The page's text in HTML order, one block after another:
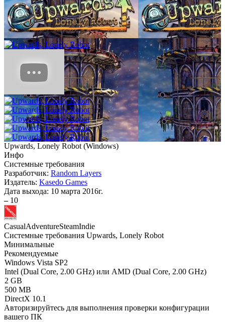
Upwards, Lonely Robot (Windows)
Инфо
Системные требования
Разработчик: Random Layers
Издатель: Kasedo Games
Дата выхода: 10 марта 2016г.
– 10
CasualAdventureSteamIndie
Системные требования Upwards, Lonely Robot
Минимальные
Рекомендуемые
Windows Vista SP2
Intel (Dual Core, 2.00 GHz) или AMD (Dual Core, 2.00 GHz)
2 GB
500 MB
DirectX 10.1
Авторизируйтесь для выполнения проверки конфигурации
вашего ПК